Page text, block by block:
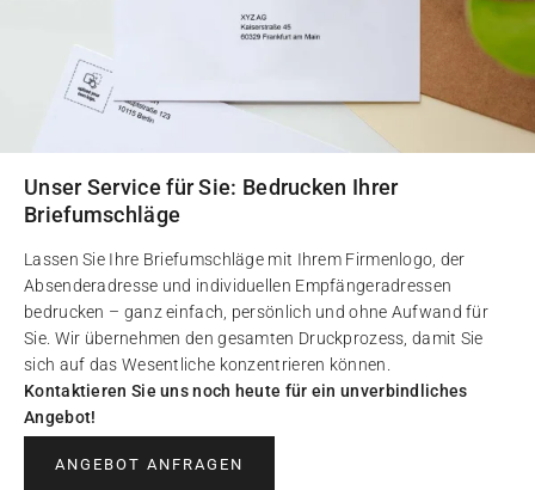
Unser Service für Sie: Bedrucken Ihrer
Briefumschläge
Lassen Sie Ihre Briefumschläge mit Ihrem Firmenlogo, der
Absenderadresse und individuellen Empfängeradressen
bedrucken – ganz einfach, persönlich und ohne Aufwand für
Sie. Wir übernehmen den gesamten Druckprozess, damit Sie
sich auf das Wesentliche konzentrieren können.
Kontaktieren Sie uns noch heute für ein unverbindliches
Angebot!
ANGEBOT ANFRAGEN